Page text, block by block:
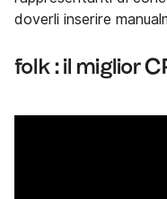
doverli inserire
folk : il miglior